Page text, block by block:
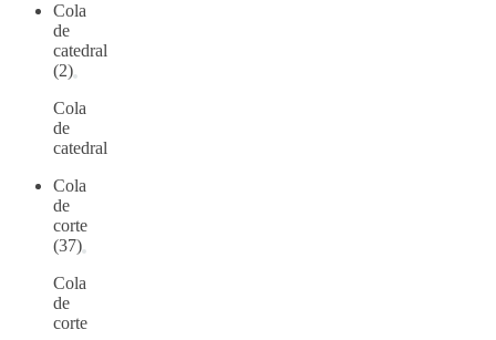
Cola
de
catedral
(2)
Cola
de
catedral
Cola
de
corte
(37)
Cola
de
corte